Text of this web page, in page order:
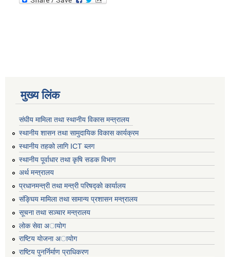
मुख्य लिंक
संघीय मामिला तथा स्थानीय विकास मन्त्रालय
स्थानीय शासन तथा सामुदायिक विकास कार्यक्रम
स्थानीय तहको लागि ICT ब्लग
स्थानीय पूर्वाधार तथा कृषि सडक विभाग
अर्थ मन्त्रालय
प्रधानमन्त्री तथा मन्त्री परिषद्काे कार्यालय
संङ्घिय मामिला तथा सामान्य प्रशासन मन्त्रालय
सूचना तथा सञ्चार मन्त्रालय
लाेक सेवा अायाेग
राष्टिय याेजना अायाेग
राष्टिय पुनर्निर्माण प्राधिकरण